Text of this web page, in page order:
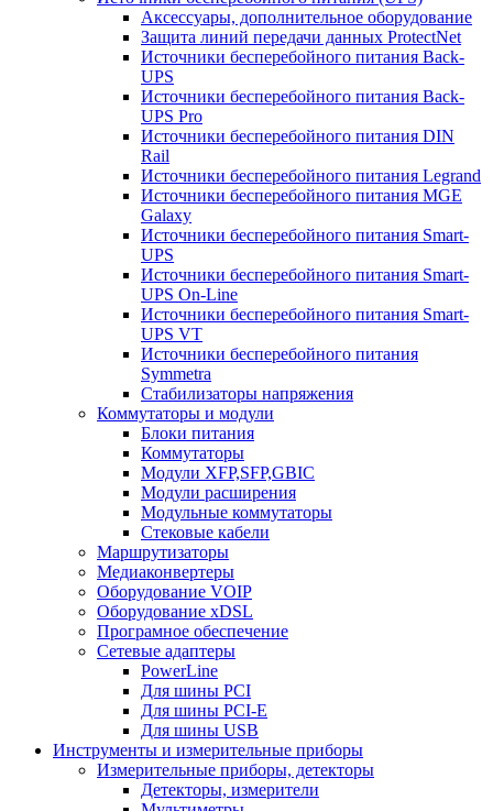
Аксессуары, дополнительное оборудование
Защита линий передачи данных ProtectNet
Источники бесперебойного питания Back-
UPS
Источники бесперебойного питания Back-
UPS Pro
Источники бесперебойного питания DIN
Rail
Источники бесперебойного питания Legrand
Источники бесперебойного питания MGE
Galaxy
Источники бесперебойного питания Smart-
UPS
Источники бесперебойного питания Smart-
UPS On-Line
Источники бесперебойного питания Smart-
UPS VT
Источники бесперебойного питания
Symmetra
Стабилизаторы напряжения
Коммутаторы и модули
Блоки питания
Коммутаторы
Модули XFP,SFP,GBIC
Модули расширения
Модульные коммутаторы
Стековые кабели
Маршрутизаторы
Медиаконвертеры
Оборудование VOIP
Оборудование xDSL
Програмное обеспечение
Сетевые адаптеры
PowerLine
Для шины PCI
Для шины PCI-E
Для шины USB
Инструменты и измерительные приборы
Измерительные приборы, детекторы
Детекторы, измерители